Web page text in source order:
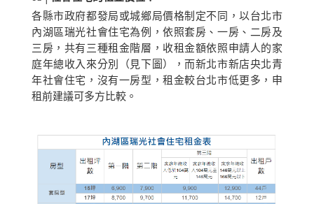
各縣市政府都發局或城鄉局價格制定不同，以台北市
內湖區瑞光社會住宅為例，依照套房、一房、二房及
三房，共有三種租金階層，收租金額依照申請人的家
庭年總收入來分別（見下圖），而新北市新店央北青
年社會住宅，沒有一房型，租金較台北市低更多，申
租前建議可多方比較。